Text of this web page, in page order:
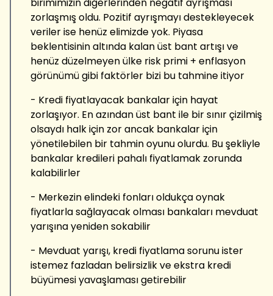
zorlaşmış oldu. Pozitif ayrışmayı destekleyecek
veriler ise henüz elimizde yok. Piyasa
beklentisinin altında kalan üst bant artışı ve
henüz düzelmeyen ülke risk primi + enflasyon
görünümü gibi faktörler bizi bu tahmine itiyor
- Kredi fiyatlayacak bankalar için hayat
zorlaşıyor. En azından üst bant ile bir sınır çizilmiş
olsaydı halk için zor ancak bankalar için
yönetilebilen bir tahmin oyunu olurdu. Bu şekliyle
bankalar kredileri pahalı fiyatlamak zorunda
kalabilirler
- Merkezin elindeki fonları oldukça oynak
fiyatlarla sağlayacak olması bankaları mevduat
yarışına yeniden sokabilir
- Mevduat yarışı, kredi fiyatlama sorunu ister
istemez fazladan belirsizlik ve ekstra kredi
büyümesi yavaşlaması getirebilir